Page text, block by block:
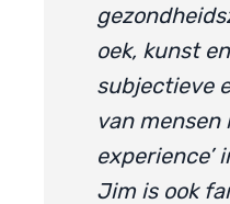
oek, kunst en
subjectieve
van mensen
experience’
Jim is ook